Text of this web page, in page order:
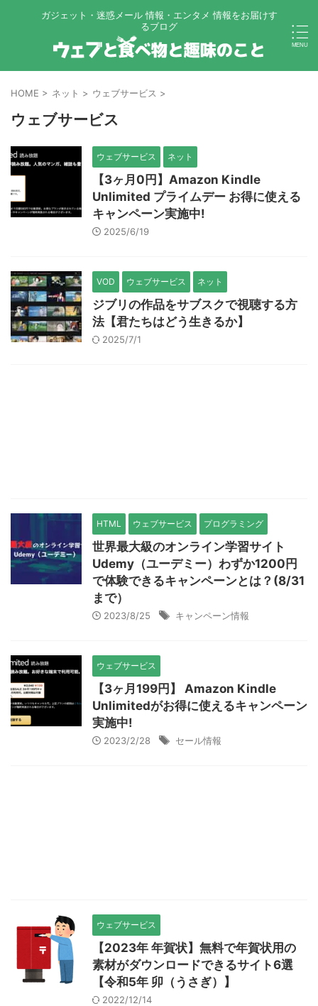
ガジェット・迷惑メール 情報・エンタメ 情報をお届けす
るブログ
HOME > ネット > ウェブサービス >
ウェブサービス
ウェブサービス ネット
【3ヶ月0円】Amazon Kindle
Unlimited プライムデー お得に使える
キャンペーン実施中!
2025/6/19
VOD ウェブサービス ネット
ジブリの作品をサブスクで視聴する方
法【君たちはどう生きるか】
2025/7/1
HTML ウェブサービス プログラミング
世界最大級のオンライン学習サイト
Udemy（ユーデミー）わずか1200円
で体験できるキャンペーンとは？(8/31
まで）
2023/8/25 キャンペーン情報
ウェブサービス
【3ヶ月199円】 Amazon Kindle
Unlimitedがお得に使えるキャンペーン
実施中!
2023/2/28 セール情報
ウェブサービス
【2023年 年賀状】無料で年賀状用の
素材がダウンロードできるサイト6選
【令和5年 卯（うさぎ）】
2022/12/14